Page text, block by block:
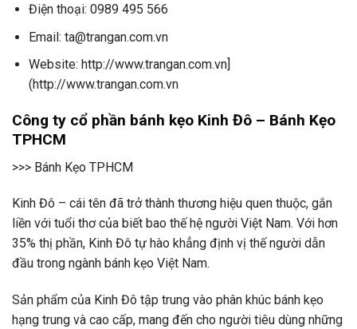
Điện thoại: 0989 495 566
Email: ta@trangan.com.vn
Website: http://www.trangan.com.vn]
(http://www.trangan.com.vn
Công ty cổ phần bánh kẹo Kinh Đô – Bánh Kẹo
TPHCM
>>> Bánh Kẹo TPHCM
Kinh Đô – cái tên đã trở thành thương hiệu quen thuộc, gắn
liền với tuổi thơ của biết bao thế hệ người Việt Nam. Với hơn
35% thị phần, Kinh Đô tự hào khẳng định vị thế người dẫn
đầu trong ngành bánh kẹo Việt Nam.
Sản phẩm của Kinh Đô tập trung vào phân khúc bánh kẹo
hạng trung và cao cấp, mang đến cho người tiêu dùng những